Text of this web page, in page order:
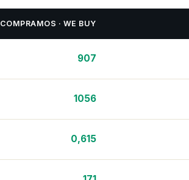
COMPRAMOS · WE BUY
907
1056
0,615